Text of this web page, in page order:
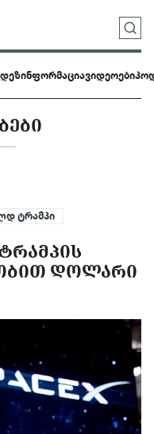
დეზინფორმაციავიდეოები
ტრამპი
ᲓᲝᲚᲐᲠᲘ